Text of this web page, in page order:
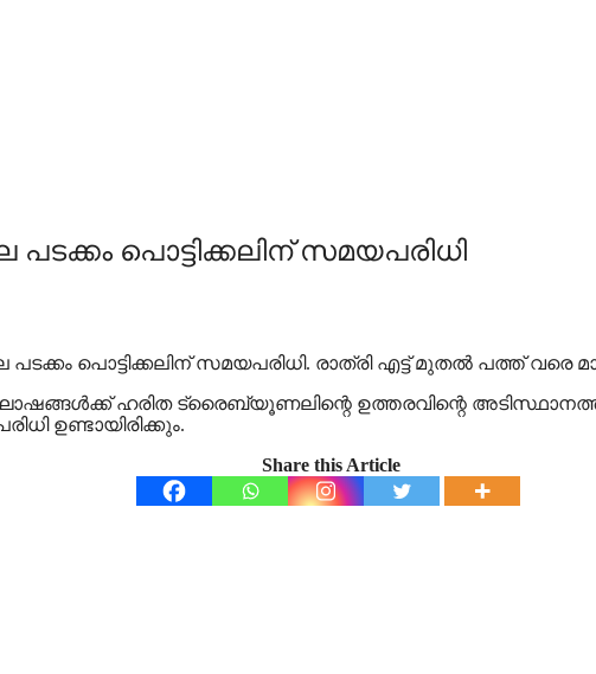
പൊട്ടിക്കലിന് സമയപരിധി
പൊട്ടിക്കലിന് സമയപരിധി. രാത്രി എട്ട് മുതല്‍ പത്ത് വരെ
ഹരിത ട്രൈബ്യൂണലിന്റെ ഉത്തരവിന്റെ
ഉണ്ടായിരിക്കും.
Share this Article